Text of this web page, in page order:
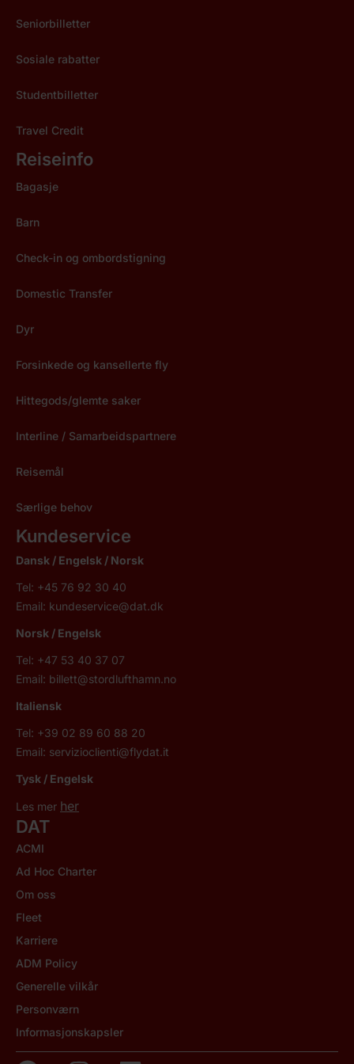
Seniorbilletter
Sosiale rabatter
Studentbilletter
Travel Credit
Reiseinfo
Bagasje
Barn
Check-in og ombordstigning
Domestic Transfer
Dyr
Forsinkede og kansellerte fly
Hittegods/glemte saker
Interline / Samarbeidspartnere
Reisemål
Særlige behov
Kundeservice
Dansk / Engelsk / Norsk
Tel: +45 76 92 30 40
Email: kundeservice@dat.dk
Norsk / Engelsk
Tel: +47 53 40 37 07
Email: billett@stordlufthamn.no
Italiensk
Tel: +39 02 89 60 88 20
Email: servizioclienti@flydat.it
Tysk / Engelsk
Les mer her
DAT
ACMI
Ad Hoc Charter
Om oss
Fleet
Karriere
ADM Policy
Generelle vilkår
Personværn
Informasjonskapsler